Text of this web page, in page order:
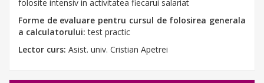
folosite intensiv in activitatea fiecarui salariat
Forme de evaluare pentru cursul de folosirea generala
a calculatorului: test practic
Lector curs: Asist. univ. Cristian Apetrei